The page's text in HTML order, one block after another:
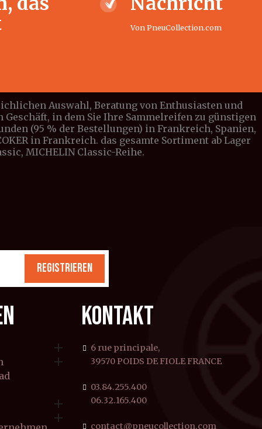
Von PneuCollection.com
Auswahl, Beratung von Enthusiasten und
in dem Sie Ihre Sammelreifen zu günstigen
(95 % der Bestellungen) in Frankreich, Spanien,
in Frankreich. das gesamte Sortiment ab Lager
MICHELIN Classic-Reihe.
REGISTRIEREN




KONTAKT
6 rue principale,
39570 POIDS DE FIOLE FRANCE
03.84.255.400
06.32.165.400
contact@pneucollection.com